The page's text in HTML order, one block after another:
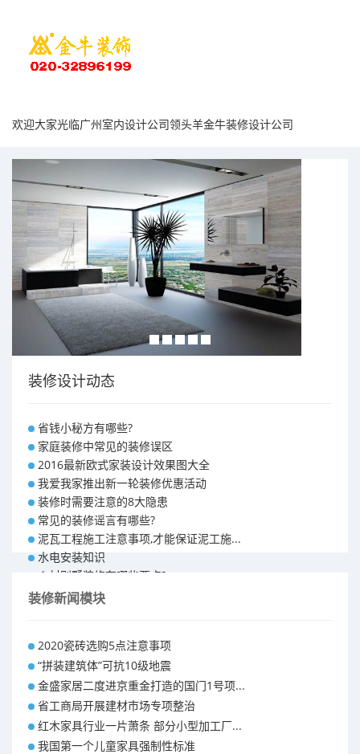
欢迎大家光临广州室内设计公司领头羊金牛装修设计公司
装修设计动态
省钱小秘方有哪些?
家庭装修中常见的装修误区
2016最新欧式家装设计效果图大全
我爱我家推出新一轮装修优惠活动
装修时需要注意的8大隐患
常见的装修谣言有哪些?
泥瓦工程施工注意事项,才能保证泥工施...
水电安装知识
乡村别墅装修有哪些要点?
别墅怎样装修之装修技巧
昆明110平米装修预算 装修报价清单
昆明100平米装修多少钱
装修新闻模块
2020瓷砖选购5点注意事项
“拼装建筑体”可抗10级地震
金盛家居二度进京重金打造的国门1号项...
省工商局开展建材市场专项整治
红木家具行业一片萧条 部分小型加工厂...
我国第一个儿童家具强制性标准